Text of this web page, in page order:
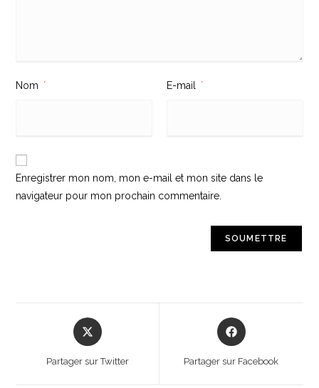
Nom * E-mail *
Enregistrer mon nom, mon e-mail et mon site dans le
navigateur pour mon prochain commentaire.
Opens
in
new
Partager sur Twitter
Opens
in
Partager sur Facebook